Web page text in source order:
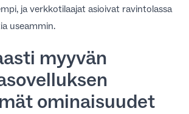
ja verkkotilaajat asioivat ravintolassa
useammin.
myyvän
ominaisuudet